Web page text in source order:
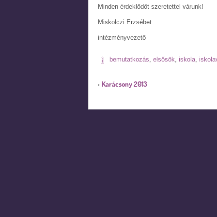
Minden érdeklődőt szeretettel várunk!
Miskolczi Erzsébet
intézményvezető
bemutatkozás, elsősök, iskola,
‹ Karácsony 2013